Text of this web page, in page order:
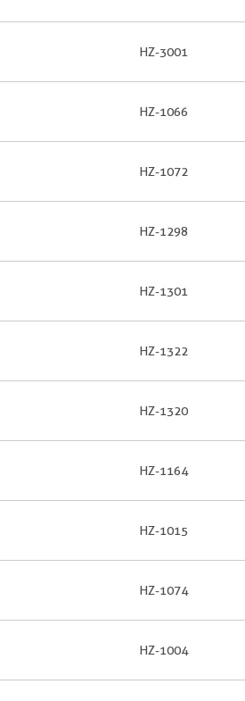
HZ-3001
HZ-1066
HZ-1072
HZ-1298
HZ-1301
HZ-1322
HZ-1320
HZ-1164
HZ-1015
HZ-1074
HZ-1004